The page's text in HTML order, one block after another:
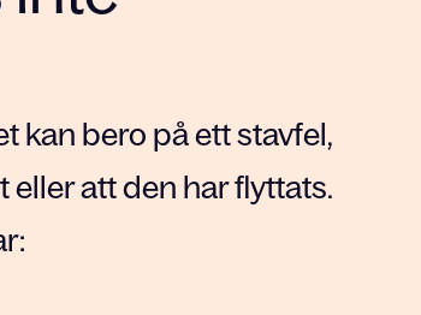
kan bero på ett stavfel,
eller att den har flyttats.